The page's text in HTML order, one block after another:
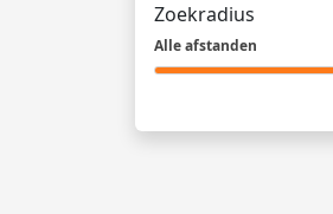
Zoekradius
Alle afstanden